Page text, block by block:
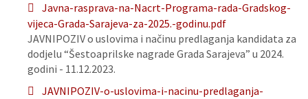
Javna-rasprava-na-Nacrt-Programa-rada-Gradskog-
vijeca-Grada-Sarajeva-za-2025.-godinu.pdf
JAVNIPOZIV o uslovima i načinu predlaganja kandidata za
dodjelu “Šestoaprilske nagrade Grada Sarajeva” u 2024.
godini - 11.12.2023.
JAVNIPOZIV-o-uslovima-i-nacinu-predlaganja-